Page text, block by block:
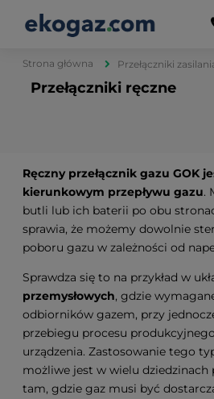
Strona główna Przełączniki
Przełączniki ręczne
Ręczny przełącznik gazu GOK
kierunkowym przepływu gazu.
butli lub ich baterii po obu
sprawia, że możemy dowolnie
poboru gazu w zależności od
Sprawdza się to na przykład w
przemysłowych, gdzie
odbiorników gazem, przy
przebiegu procesu
urządzenia. Zastosowanie tego
możliwe jest w wielu dziedzinach
tam, gdzie gaz musi być